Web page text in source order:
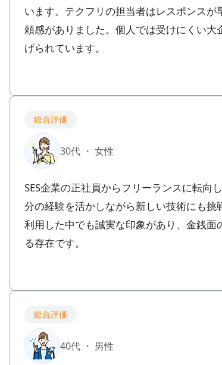
います。テクフリの担当者はレスポンスが
頼感がありました。個人では受けにくい大
げられています。
総合評価
30代 ・ 女性
SES企業の正社員からフリーランスに転向
分の経験を活かしながら新しい技術にも挑
利用した中でも誠実な印象があり、金銭面
る存在です。
総合評価
40代 ・ 男性